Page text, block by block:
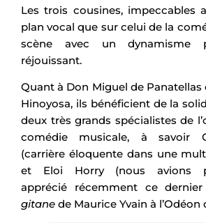
Les trois cousines, impeccables
plan vocal que sur celui de la
scène avec un dynamisme
réjouissant.
Quant à Don Miguel de
Hinoyosa, ils bénéficient de la
deux très grands spécialistes de
comédie musicale, à savoir
(carrière éloquente dans une
et Eloi Horry (nous avions
apprécié récemment ce
gitane de Maurice Yvain à l’Odéon